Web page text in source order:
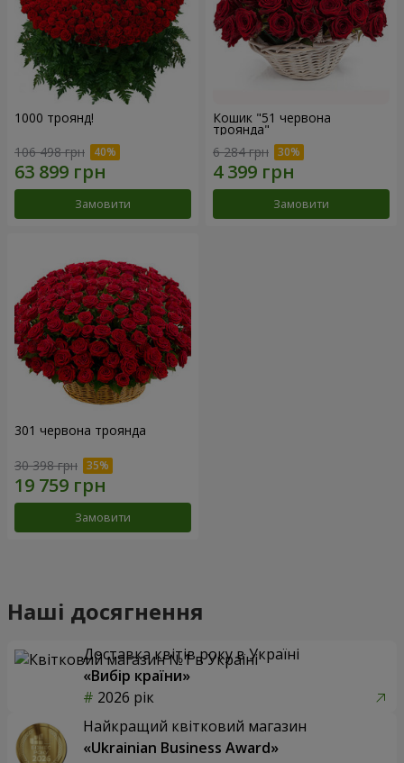
1000 троянд!
106 498 грн
Замовити
Кошик "51 червона
троянда"
6 284 грн
Замовити
301 червона троянда
30 398 грн
Замовити
Наші досягнення
Доставка квітів року в Україні
«Вибір країни»
2026 рік
Найкращий квітковий магазин
«Ukrainian Business Award»